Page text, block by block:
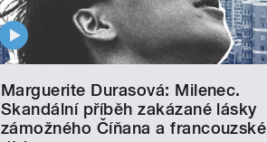
Marguerite Durasová: Milenec.
Skandální příběh zakázané lásky
zámožného Číňana a francouzské